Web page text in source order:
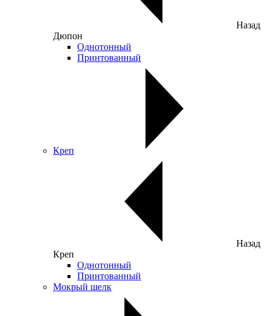
Назад
Дюпон
Однотонный
Принтованный
Креп
Назад
Креп
Однотонный
Принтованный
Мокрый шелк